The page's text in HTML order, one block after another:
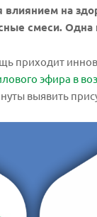
влиянием на
смеси. Одна
приходит
эфира в
выявить